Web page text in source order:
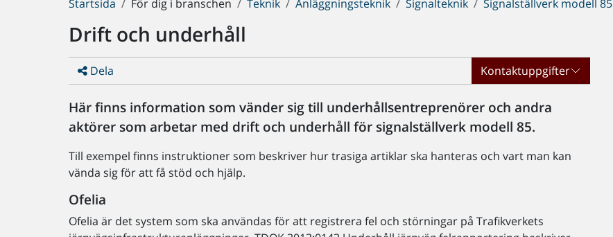
här:
Startsida För dig i branschen Teknik Anläggningsteknik Signalteknik Signalställverk modell 85
Drift och underhåll
Dela Kontaktuppgifter
Här finns information som vänder sig till underhållsentreprenörer och andra
aktörer som arbetar med drift och underhåll för signalställverk modell 85.
Till exempel finns instruktioner som beskriver hur trasiga artiklar ska hanteras och vart man kan
vända sig för att få stöd och hjälp.
Ofelia
Ofelia är det system som ska användas för att registrera fel och störningar på Trafikverkets